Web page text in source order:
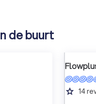
de buurt
grade 14